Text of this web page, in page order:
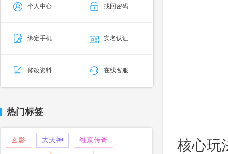
个人中心 找回密码
绑定手机 实名认证
修改资料 在线客服
热门标签
玄影 大天神 维京传奇
核心玩